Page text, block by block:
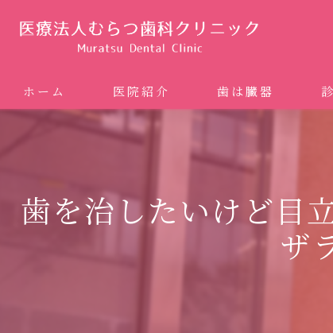
ホーム 医院紹介 歯は臓器
ホ
審
歯を治したいけど目
ザ